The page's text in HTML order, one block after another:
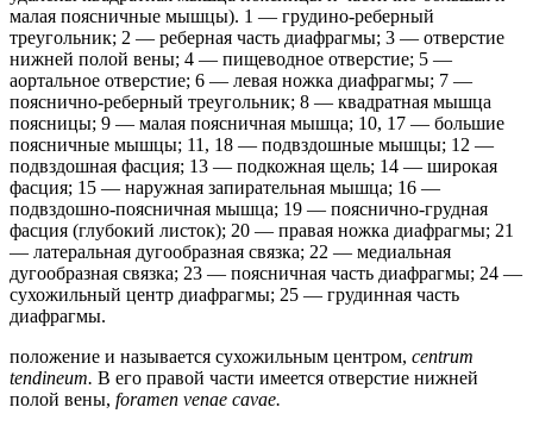
малая поясничные мышцы). 1 — грудино-реберный
треугольник; 2 — реберная часть диафрагмы; 3 — отверстие
нижней полой вены; 4 — пищеводное отверстие; 5 —
аортальное отверстие; 6 — левая ножка диафрагмы; 7 —
пояснично-реберный треугольник; 8 — квадратная мышца
поясницы; 9 — малая поясничная мышца; 10, 17 — большие
поясничные мышцы; 11, 18 — подвздошные мышцы; 12 —
подвздошная фасция; 13 — подкожная щель; 14 — широкая
фасция; 15 — наружная запирательная мышца; 16 —
подвздошно-поясничная мышца; 19 — пояснично-грудная
фасция (глубокий листок); 20 — правая ножка диафрагмы; 21
— латеральная дугообразная связка; 22 — медиальная
дугообразная связка; 23 — поясничная часть диафрагмы; 24 —
сухожильный центр диафрагмы; 25 — грудинная часть
диафрагмы.
положение и называется сухожильным центром, centrum
tendineum. В его правой части имеется отверстие нижней
полой вены, foramen venae cavae.